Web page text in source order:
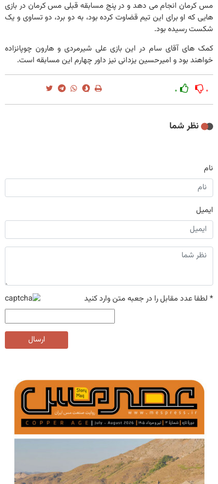
مس کرمان انجام می دهد و در پنج مسابقه قبلی مس کرمان در بازی
هایی که او برای این تیم قضاوت کرده بود، به دو برد، دو تساوی و یک
شکست رسیده بود.
کمک های آقای سام در این بازی علی شیرمردی و هارون چوپانزاده
خواهند بود و امیرحسین یزدانی نیز داور چهارم این مسابقه است.
۰ ۰
نظر شما
نام
ایمیل
* لطفا عدد مقابل را در جعبه متن وارد کنید
ارسال